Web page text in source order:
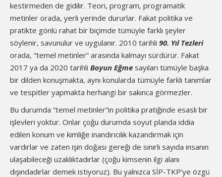
kestirmeden de gidilir. Teori, program, programatik
metinler orada, yerli yerinde dururlar. Fakat politika ve
pratikte gönlü rahat bir biçimde tümüyle farklı şeyler
söylenir, savunulur ve uygulanır. 2010 tarihli 90. Yıl Tezleri
orada, “temel metinler” arasında kalmayı sürdürür. Fakat
2017 ya da 2020 tarihli Boyun Eğme sayıları tümüyle başka
bir dilden konuşmakta, aynı konularda tümüyle farklı tanımlar
ve tespitler yapmakta herhangi bir sakınca görmezler.
Bu durumda “temel metinler”in politika pratiğinde esaslı bir
işlevleri yoktur. Onlar çoğu durumda soyut planda iddia
edilen konum ve kimliğe inandırıcılık kazandırmak için
vardırlar ve zaten işin doğası gereği de sınırlı sayıda insanın
ulaşabileceği uzaklıktadırlar (çoğu kimsenin ilgi alanı
dışındadırlar demek istiyoruz). Bu yalnızca SİP-TKP’ye özgü